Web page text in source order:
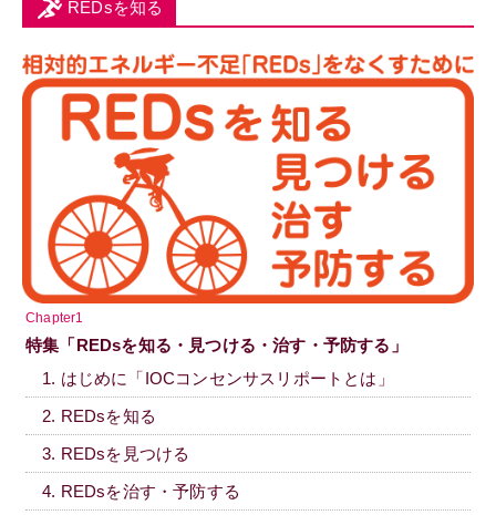
REDsを知る
Chapter1
特集「REDsを知る・見つける・治す・予防する」
1. はじめに「IOCコンセンサスリポートとは」
2. REDsを知る
3. REDsを見つける
4. REDsを治す・予防する